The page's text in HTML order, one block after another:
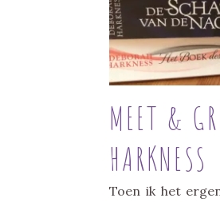
MEET &
HARKNESS
Toen ik het